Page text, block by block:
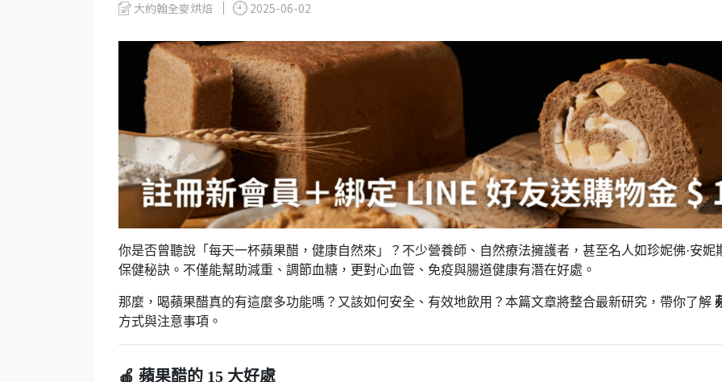
大約翰全麥烘焙 2025-06-02
你是否曾聽說「每天一杯蘋果醋，健康自然來」？不少營養師、自然療法擁護者，甚至名人如珍妮佛·安
保健秘訣。不僅能幫助減重、調節血糖，更對心血管、免疫與腸道健康有潛在好處。
那麼，喝蘋果醋真的有這麼多功能嗎？又該如何安全、有效地飲用？本篇文章將整合最新研究，帶你了解
方式與注意事項。
🍎 蘋果醋的 15 大好處